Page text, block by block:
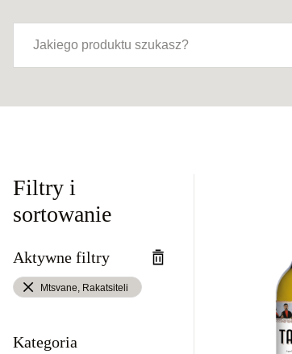
Filtry i
sortowanie
Aktywne filtry
Mtsvane, Rakatsiteli
Kategoria